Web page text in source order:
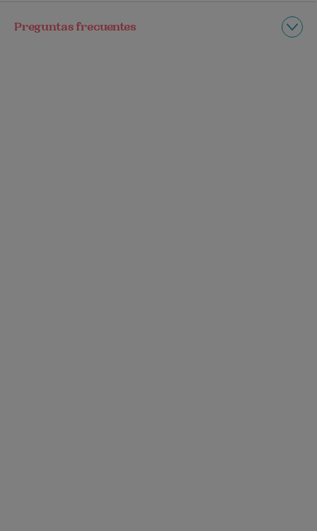
Preguntas frecuentes